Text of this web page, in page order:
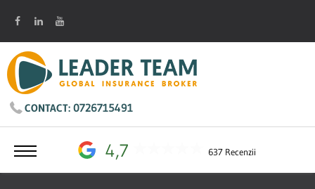
CONTACT: 0726715491
4,7 637 Recenzii